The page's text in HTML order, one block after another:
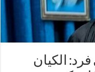
الكيان